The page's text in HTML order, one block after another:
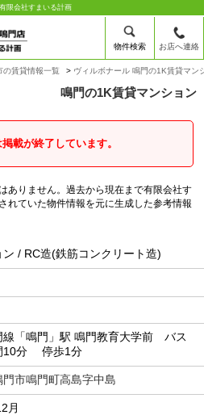
物件検索 お店へ連絡
限会社すまいる計画
の賃貸情報一覧 ヴィルボナール 鳴門の1K賃貸マン
鳴門の1K賃貸マンション
載が終了しています。
ありません。過去から現在まで有限会社す
れていた物件情報を元に生成した参考情報
ン / RC造(鉄筋コンクリート造)
線「鳴門」駅 鳴門教育大学前 バス
10分 停歩1分
門市鳴門町高島字中島
月